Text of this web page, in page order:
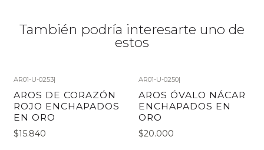
También podría interesarte uno de
estos
AR01-U-0253|
AROS DE CORAZÓN
ROJO ENCHAPADOS
EN ORO
$15.840
AR01-U-0250|
AROS ÓVALO NÁCAR
ENCHAPADOS EN
ORO
$20.000